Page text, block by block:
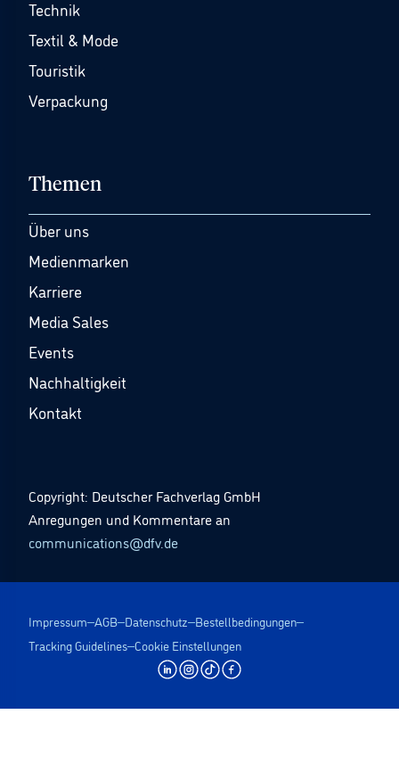
Technik
Textil & Mode
Touristik
Verpackung
Themen
Über uns
Medienmarken
Karriere
Media Sales
Events
Nachhaltigkeit
Kontakt
Copyright: Deutscher Fachverlag GmbH
Anregungen und Kommentare an
communications@dfv.de
Impressum AGB Datenschutz Bestellbedingungen
Tracking Guidelines Cookie Einstellungen